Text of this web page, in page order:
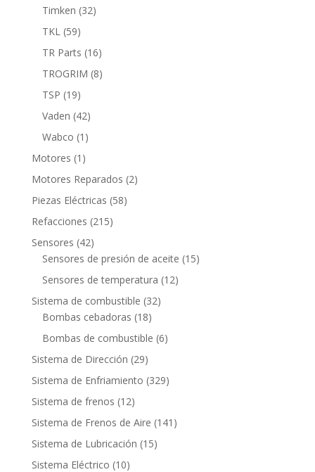
productos
Timken 3232
TKL 5959
productos
TR Parts 1616
productos
TROGRIM 88
TSP 1919
productos
Vaden 4242
productos
Wabco 1 1
producto
Motores 1 1
producto
Motores Reparados 22
Piezas Eléctricas 5858
Refacciones 215215
Sensores 4242
productos
Sensores de presión de aceite 1515
Sensores de temperatura 1212
Sistema de combustible 3232
Bombas cebadoras 1818
productos
Bombas de combustible 66
Sistema de Dirección 2929
productos
Sistema de Enfriamiento 329329
Sistema de frenos 1212
productos
Sistema de Frenos de Aire 141 141
Sistema de Lubricación 1515
Sistema Eléctrico 1010